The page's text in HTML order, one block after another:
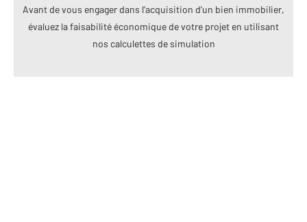
Avant de vous engager dans l’acquisition d’un bien immobilier,
évaluez la faisabilité économique de votre projet en utilisant
nos calculettes de simulation